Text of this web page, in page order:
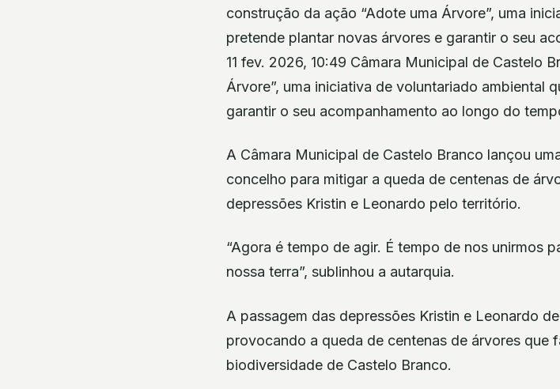
construção da ação “Adote uma Árvore”, uma
pretende plantar novas árvores e garantir o seu
11 fev. 2026, 10:49 Câmara Municipal de Castelo
Árvore”, uma iniciativa de voluntariado ambiental
garantir o seu acompanhamento ao longo do
A Câmara Municipal de Castelo Branco lançou
concelho para mitigar a queda de centenas de
depressões Kristin e Leonardo pelo território.
“Agora é tempo de agir. É tempo de nos unirmos
nossa terra”, sublinhou a autarquia.
A passagem das depressões Kristin e Leonardo
provocando a queda de centenas de árvores que
biodiversidade de Castelo Branco.